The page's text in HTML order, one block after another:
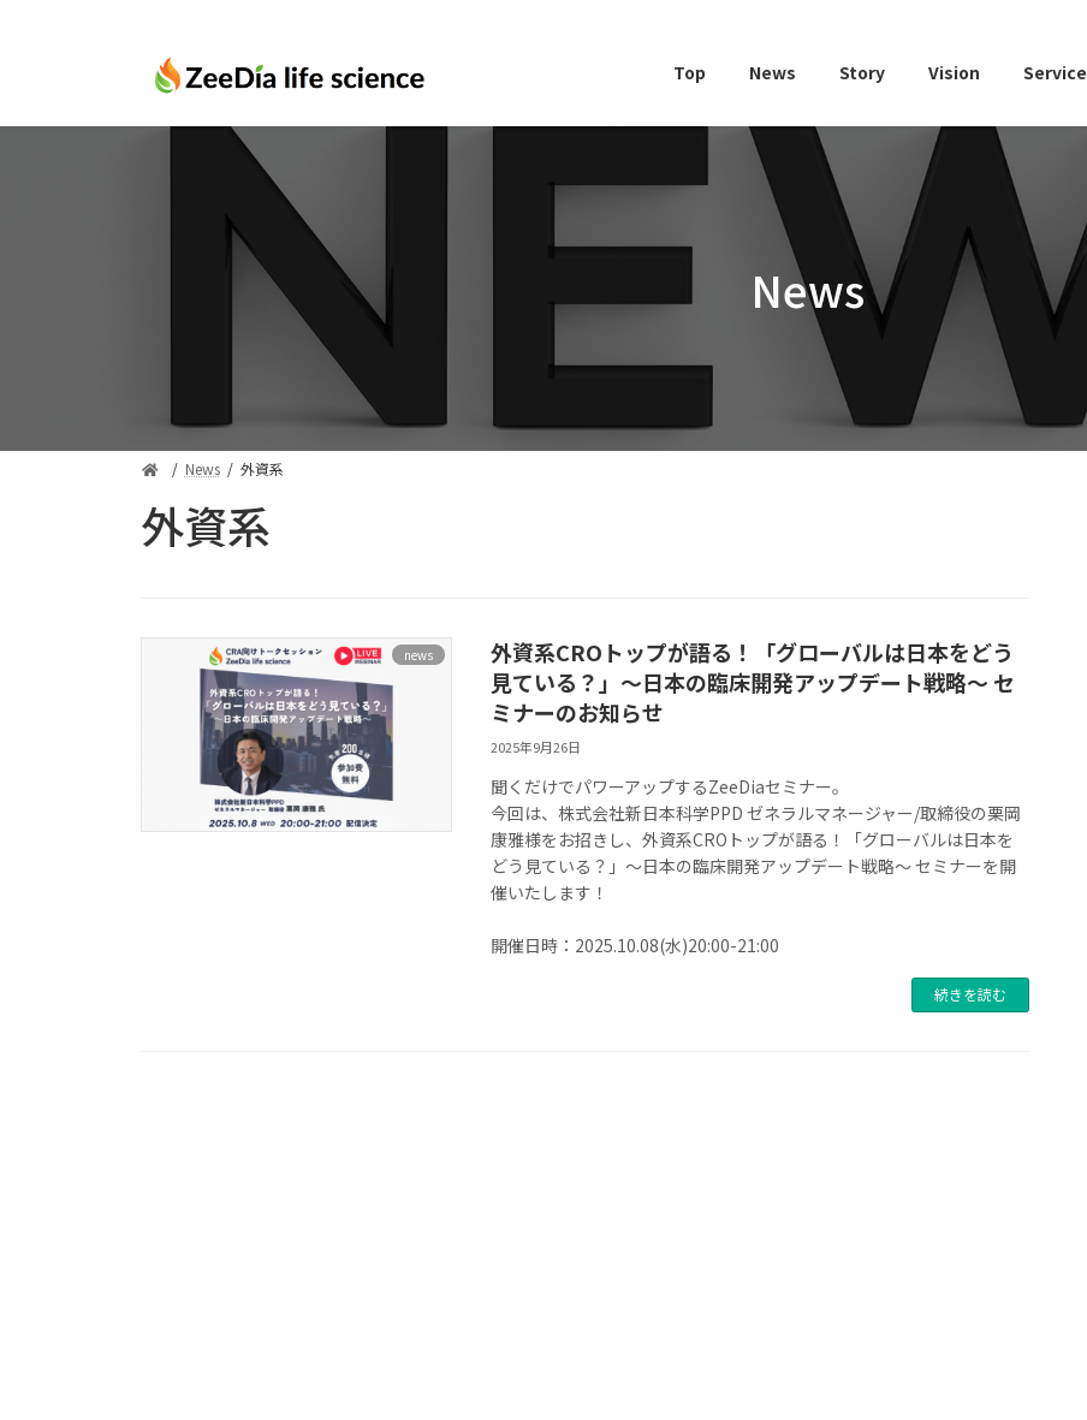
Top News Story Vision Service
News
News 外資系
外資系
news
外資系CROトップが語る！「グローバルは日本をどう
見ている？」～日本の臨床開発アップデート戦略～ セ
ミナーのお知らせ
2025年9月26日
聞くだけでパワーアップするZeeDiaセミナー。
今回は、株式会社新日本科学PPD ゼネラルマネージャー/取締役の栗岡
康雅様をお招きし、外資系CROトップが語る！「グローバルは日本を
どう見ている？」～日本の臨床開発アップデート戦略～ セミナーを開
催いたします！
開催日時：2025.10.08(水)20:00-21:00
続きを読む